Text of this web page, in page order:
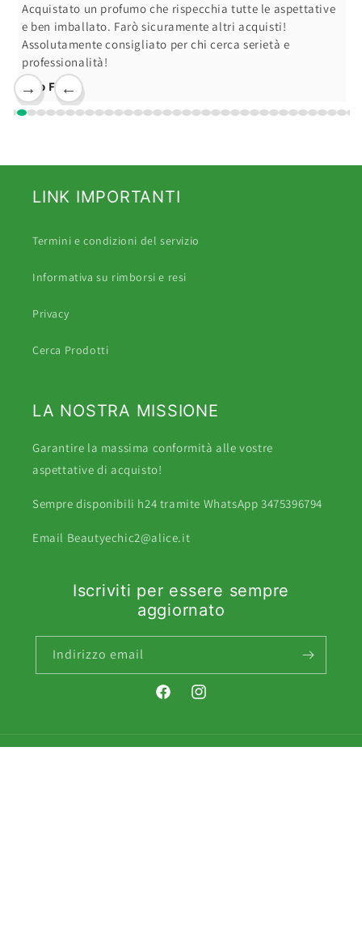
←
→
Acquistato un profumo che rispecchia tutte le aspettative
e ben imballato. Farò sicuramente altri acquisti!
Assolutamente consigliato per chi cerca serietà e
professionalità!
Ciro F.
LINK IMPORTANTI
Termini e condizioni del servizio
Informativa su rimborsi e resi
Privacy
Cerca Prodotti
LA NOSTRA MISSIONE
Garantire la massima conformità alle vostre
aspettative di acquisto!
Sempre disponibili h24 tramite WhatsApp 3475396794
Email Beautyechic2@alice.it
Iscriviti per essere sempre
aggiornato
Indirizzo email
FacebookInstagram